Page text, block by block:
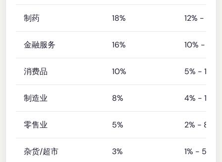
制药 18% 12% - 25%
金融服务 16% 10% -
消费品 10% 5% - 15%
制造业 8% 4% - 12%
零售业 5% 2% - 8%
杂货/超市 3% 1% - 5%